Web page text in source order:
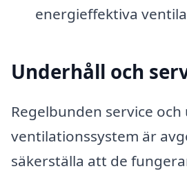
energieffektiva
Underhåll och
Regelbunden service
ventilationssystem är
säkerställa att de